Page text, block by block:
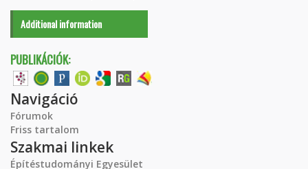
Additional information
PUBLIKÁCIÓK:
Navigáció
Fórumok
Friss tartalom
Szakmai linkek
Építéstudományi Egyesület